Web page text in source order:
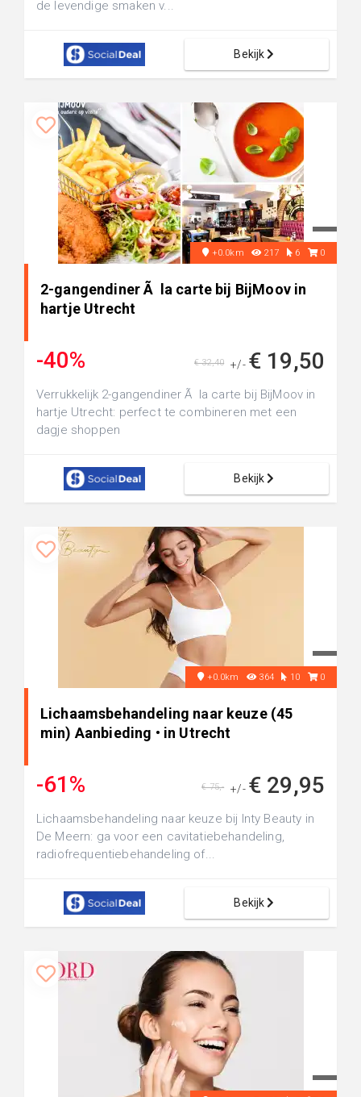
de levendige smaken v...
Bekijk
+0.0km 217 6 0
2-gangendiner Ã la carte bij BijMoov in
hartje Utrecht
-40% +/- € 19,50
€ 32,40
Verrukkelijk 2-gangendiner Ã la carte bij BijMoov in
hartje Utrecht: perfect te combineren met een
dagje shoppen
Bekijk
+0.0km 364 10 0
Lichaamsbehandeling naar keuze (45
min) Aanbieding • in Utrecht
-61% +/- € 29,95
€ 75,-
Lichaamsbehandeling naar keuze bij Inty Beauty in
De Meern: ga voor een cavitatiebehandeling,
radiofrequentiebehandeling of...
Bekijk